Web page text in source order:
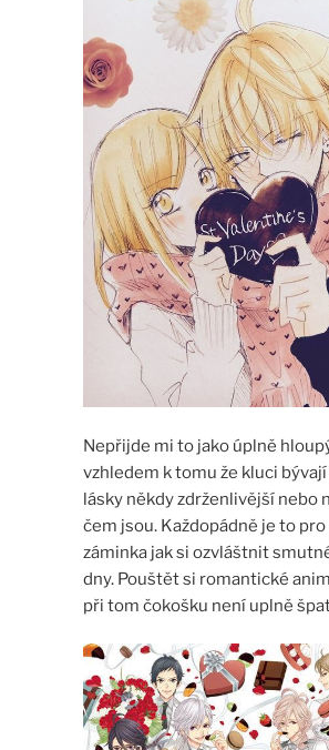
Nepřijde mi to jako úplně
vzhledem k tomu že kluci
lásky někdy zdrženlivější nebo
čem jsou. Každopádně je to
záminka jak si ozvláštnit
dny. Pouštět si romantické
při tom čokošku není uplně